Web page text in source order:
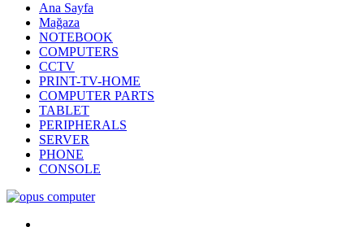
Ana Sayfa
Mağaza
NOTEBOOK
COMPUTERS
CCTV
PRINT-TV-HOME
COMPUTER PARTS
TABLET
PERIPHERALS
SERVER
PHONE
CONSOLE